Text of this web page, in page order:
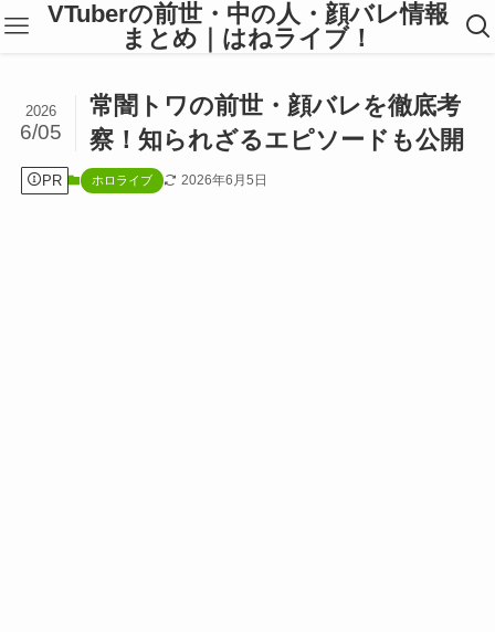
VTuberの前世・中の人・顔バレ情報
まとめ｜はねライブ！
常闇トワの前世・顔バレを徹底考
察！知られざるエピソードも公開
2026
6/05
PR ホロライブ 2026年6月5日